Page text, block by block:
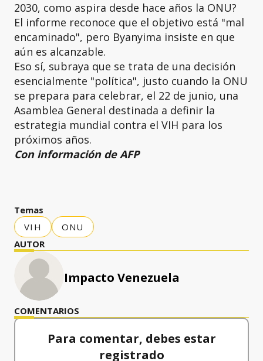
2030, como aspira desde hace años la ONU?
El informe reconoce que el objetivo está "mal
encaminado", pero Byanyima insiste en que
aún es alcanzable.
Eso sí, subraya que se trata de una decisión
esencialmente "política", justo cuando la ONU
se prepara para celebrar, el 22 de junio, una
Asamblea General destinada a definir la
estrategia mundial contra el VIH para los
próximos años.
Con información de AFP
Temas
VIH
ONU
AUTOR
Impacto Venezuela
COMENTARIOS
Para comentar, debes estar
registrado